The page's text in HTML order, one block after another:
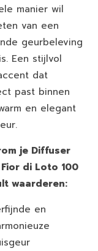
manier wil
van een
geurbeleving
Een stijlvol
dat
past binnen
en elegant
je Diffuser
di Loto 100
waarderen:
en